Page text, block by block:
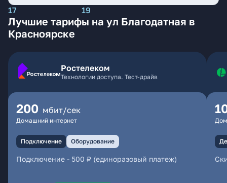
17 19
Лучшие тарифы на ул Благодатная в
Красноярске
Ростелеком
Технологии доступа. Тест-драйв
200 мбит/сек
Домашний интернет
Подключение Оборудование
Подключение - 500 ₽ (единоразовый платеж)